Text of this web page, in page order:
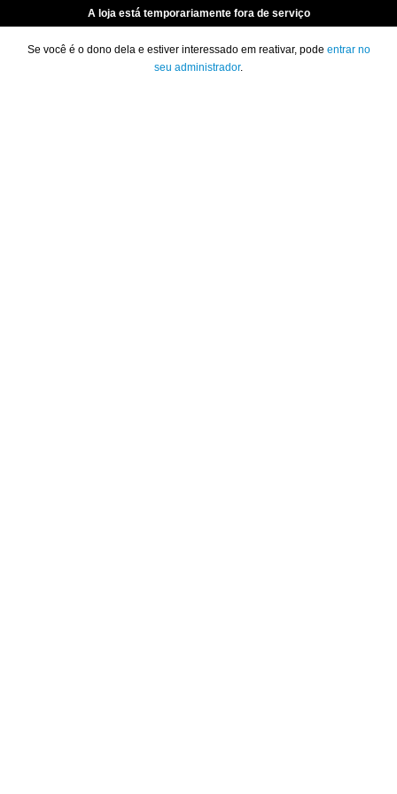
A loja está temporariamente fora de serviço
Se você é o dono dela e estiver interessado em reativar, pode entrar no
seu administrador.